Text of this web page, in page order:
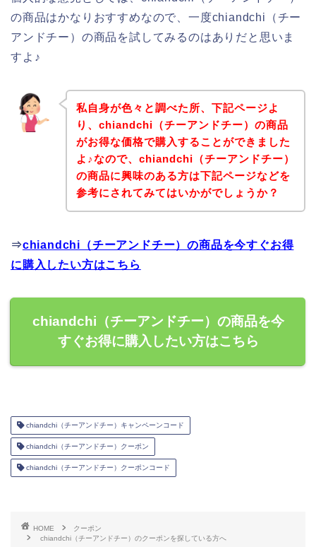
の商品はかなりおすすめなので、一度chiandchi（チー
アンドチー）の商品を試してみるのはありだと思いま
すよ♪
私自身が色々と調べた所、下記ページよ
り、chiandchi（チーアンドチー）の商品
がお得な価格で購入することができました
よ♪なので、chiandchi（チーアンドチー）
の商品に興味のある方は下記ページなどを
参考にされてみてはいかがでしょうか？
⇒chiandchi（チーアンドチー）の商品を今すぐお得
に購入したい方はこちら
chiandchi（チーアンドチー）の商品を今
すぐお得に購入したい方はこちら
chiandchi（チーアンドチー）キャンペーンコード
chiandchi（チーアンドチー）クーポン
chiandchi（チーアンドチー）クーポンコード
HOME
クーポン
chiandchi（チーアンドチー）のクーポンを探している方へ